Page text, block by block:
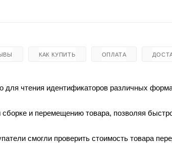
КАК КУПИТЬ ОПЛАТА
для чтения идентификаторов различных
и перемещению товара, позволяя
смогли проверить стоимость товара